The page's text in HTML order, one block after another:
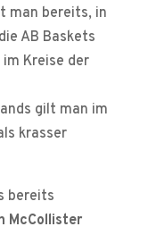
man bereits, in
AB Baskets
Kreise der
gilt man im
krasser
bereits
McCollister